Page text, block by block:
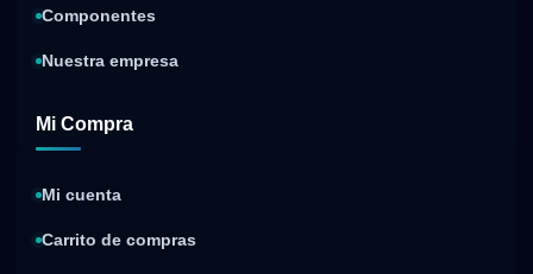
Componentes
Nuestra empresa
Mi Compra
Mi cuenta
Carrito de compras